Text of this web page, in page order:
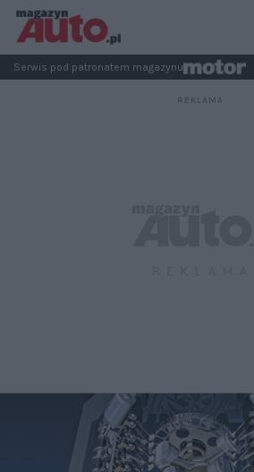
Serwis pod patronatem magazynu